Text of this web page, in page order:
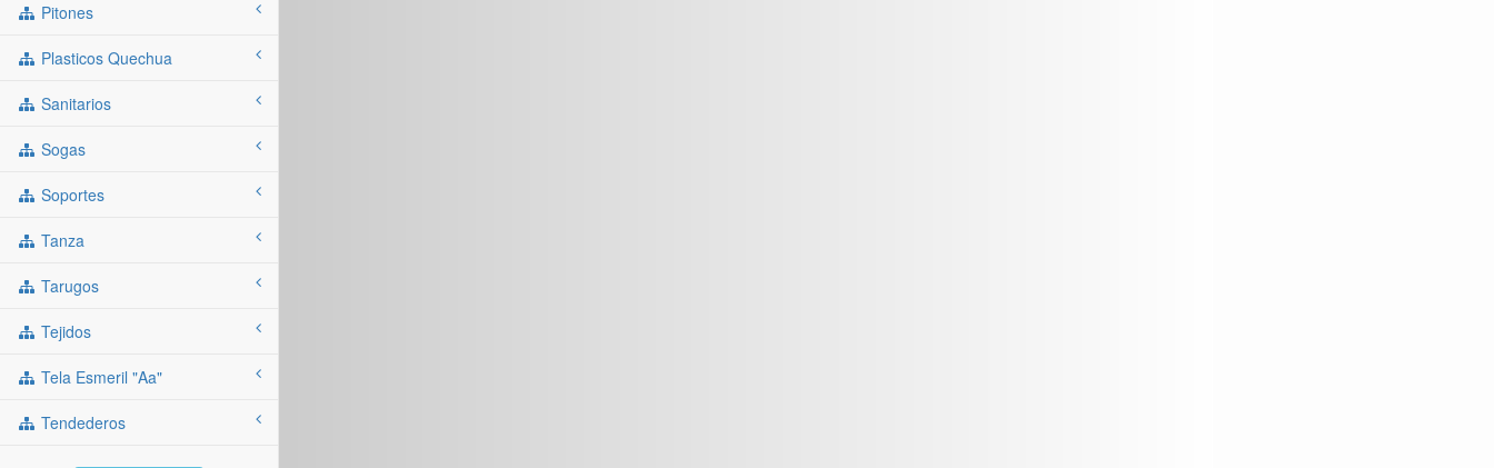
Pitones
Plasticos Quechua
Sanitarios
Sogas
Soportes
Tanza
Tarugos
Tejidos
Tela Esmeril "aa"
Tendederos